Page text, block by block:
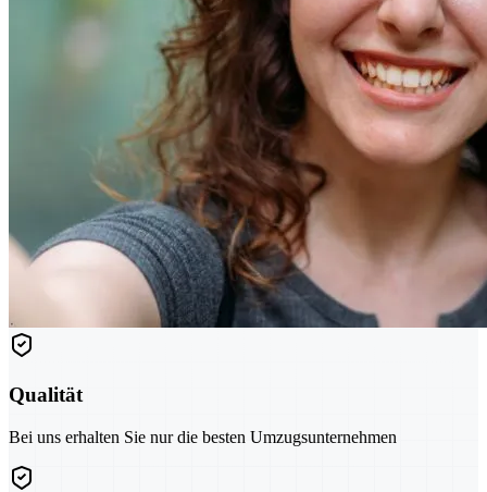
Qualität
Bei uns erhalten Sie nur die besten Umzugsunternehmen